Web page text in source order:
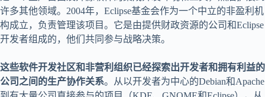
许多其他领域。2004年，Eclipse基金会作为一个中立的非盈利机
构成立，负责管理该项目。它是由提供财政资源的公司和Eclipse
开发者组成的，他们共同参与战略决策。
这些软件开发社区和非营利组织已经探索出开发者和拥有利益的
公司之间的生产协作关系。从以开发者为中心的Debian和Apache